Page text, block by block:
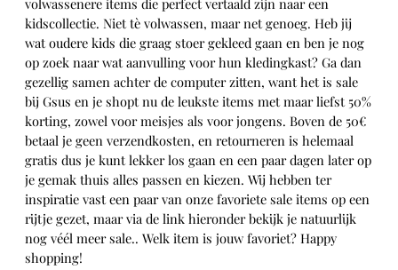
volwassenere items die perfect vertaald zijn naar een
kidscollectie. Niet tè volwassen, maar net genoeg. Heb jij
wat oudere kids die graag stoer gekleed gaan en ben je nog
op zoek naar wat aanvulling voor hun kledingkast? Ga dan
gezellig samen achter de computer zitten, want het is sale
bij Gsus en je shopt nu de leukste items met maar liefst 50%
korting, zowel voor meisjes als voor jongens. Boven de 50€
betaal je geen verzendkosten, en retourneren is helemaal
gratis dus je kunt lekker los gaan en een paar dagen later op
je gemak thuis alles passen en kiezen. Wij hebben ter
inspiratie vast een paar van onze favoriete sale items op een
rijtje gezet, maar via de link hieronder bekijk je natuurlijk
nog véél meer sale.. Welk item is jouw favoriet? Happy
shopping!